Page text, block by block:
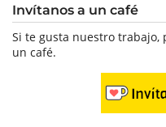
Invítanos a un café
Si te gusta nuestro trabajo,
un café.